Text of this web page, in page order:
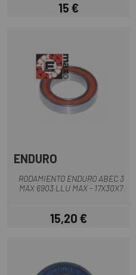
Precio
15 €
ENDURO
RODAMIENTO ENDURO ABEC 3
MAX 6903 LLU MAX - 17X30X7
Precio
15,20 €